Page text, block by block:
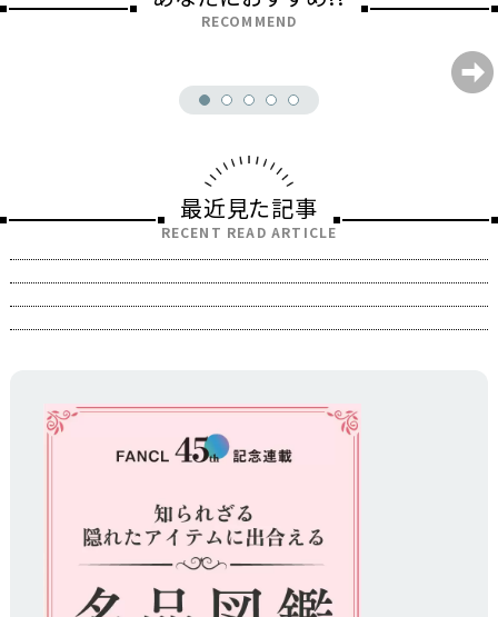
RECOMMEND
最近見た記事
RECENT READ ARTICLE